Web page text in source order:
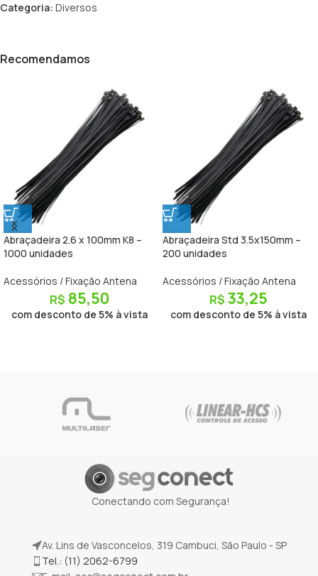
Categoria: Diversos
Recomendamos
Abraçadeira 2.6 x 100mm K8 –
1000 unidades
Acessórios / Fixação Antena
R$ 85,50
com desconto de 5% à vista
Abraçadeira Std 3.5x150mm –
200 unidades
Acessórios / Fixação Antena
R$ 33,25
com desconto de 5% à vista
Conectando com Segurança!
Av. Lins de Vasconcelos, 319 Cambuci, São Paulo - SP
Tel.: (11) 2062-6799